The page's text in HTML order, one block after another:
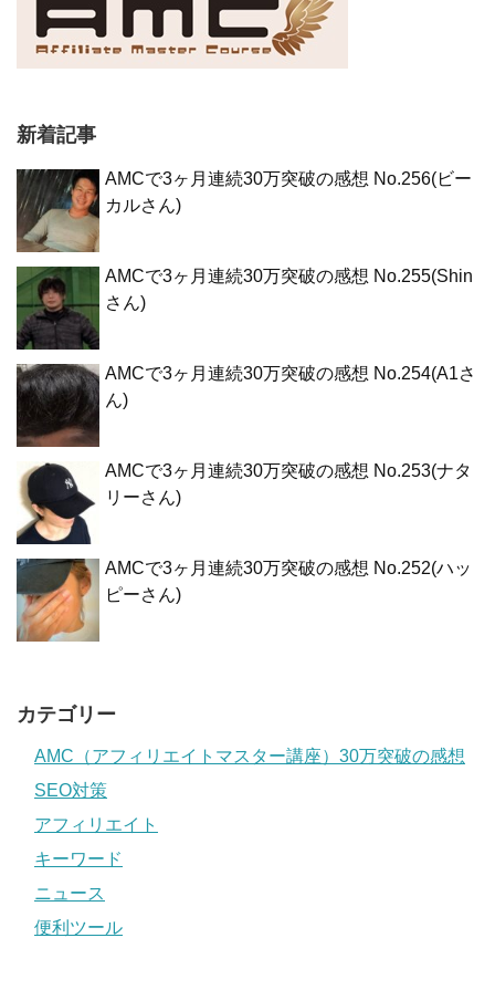
新着記事
AMCで3ヶ月連続30万突破の感想 No.256(ビー
カルさん)
AMCで3ヶ月連続30万突破の感想 No.255(Shin
さん)
AMCで3ヶ月連続30万突破の感想 No.254(A1さ
ん)
AMCで3ヶ月連続30万突破の感想 No.253(ナタ
リーさん)
AMCで3ヶ月連続30万突破の感想 No.252(ハッ
ピーさん)
カテゴリー
AMC（アフィリエイトマスター講座）30万突破の感想
SEO対策
アフィリエイト
キーワード
ニュース
便利ツール